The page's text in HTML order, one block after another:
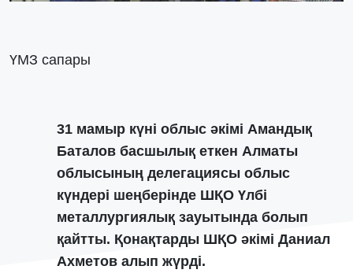
ҮМЗ сапары
31 мамыр күні облыс әкімі Амандық
Баталов басшылық еткен Алматы
облысының делегациясы облыс
күндері шеңберінде ШҚО Үлбі
металлургиялық зауытында болып
қайтты. Қонақтарды ШҚО әкімі Даниал
Ахметов алып жүрді.